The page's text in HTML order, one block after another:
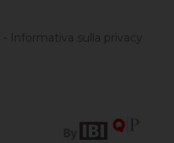
- Informativa sulla privacy